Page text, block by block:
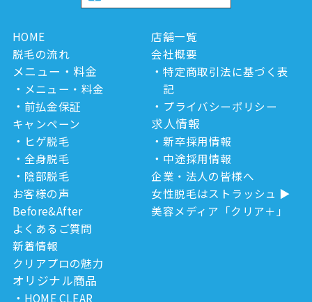
HOME
脱毛の流れ
メニュー・料金
メニュー・料金
前払金保証
キャンペーン
ヒゲ脱毛
全身脱毛
陰部脱毛
お客様の声
Before&After
よくあるご質問
新着情報
クリアプロの魅力
オリジナル商品
HOME CLEAR
店舗一覧
会社概要
特定商取引法に基づく表
記
プライバシーポリシー
求人情報
新卒採用情報
中途採用情報
企業・法人の皆様へ
女性脱毛はストラッシュ
美容メディア「クリア＋」